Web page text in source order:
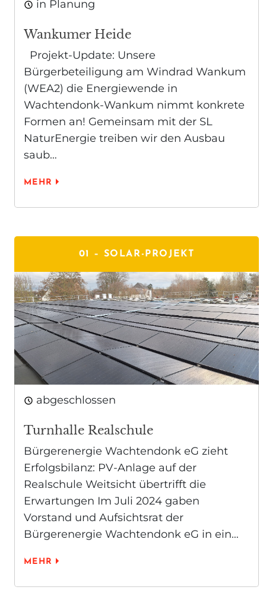
in Planung
Wankumer Heide
Projekt-Update: Unsere
Bürgerbeteiligung am Windrad Wankum
(WEA2) die Energiewende in
Wachtendonk-Wankum nimmt konkrete
Formen an! Gemeinsam mit der SL
NaturEnergie treiben wir den Ausbau
saub…
MEHR
01 – SOLAR-PROJEKT
abgeschlossen
Turnhalle Realschule
Bürgerenergie Wachtendonk eG zieht
Erfolgsbilanz: PV-Anlage auf der
Realschule Weitsicht übertrifft die
Erwartungen Im Juli 2024 gaben
Vorstand und Aufsichtsrat der
Bürgerenergie Wachtendonk eG in ein…
MEHR